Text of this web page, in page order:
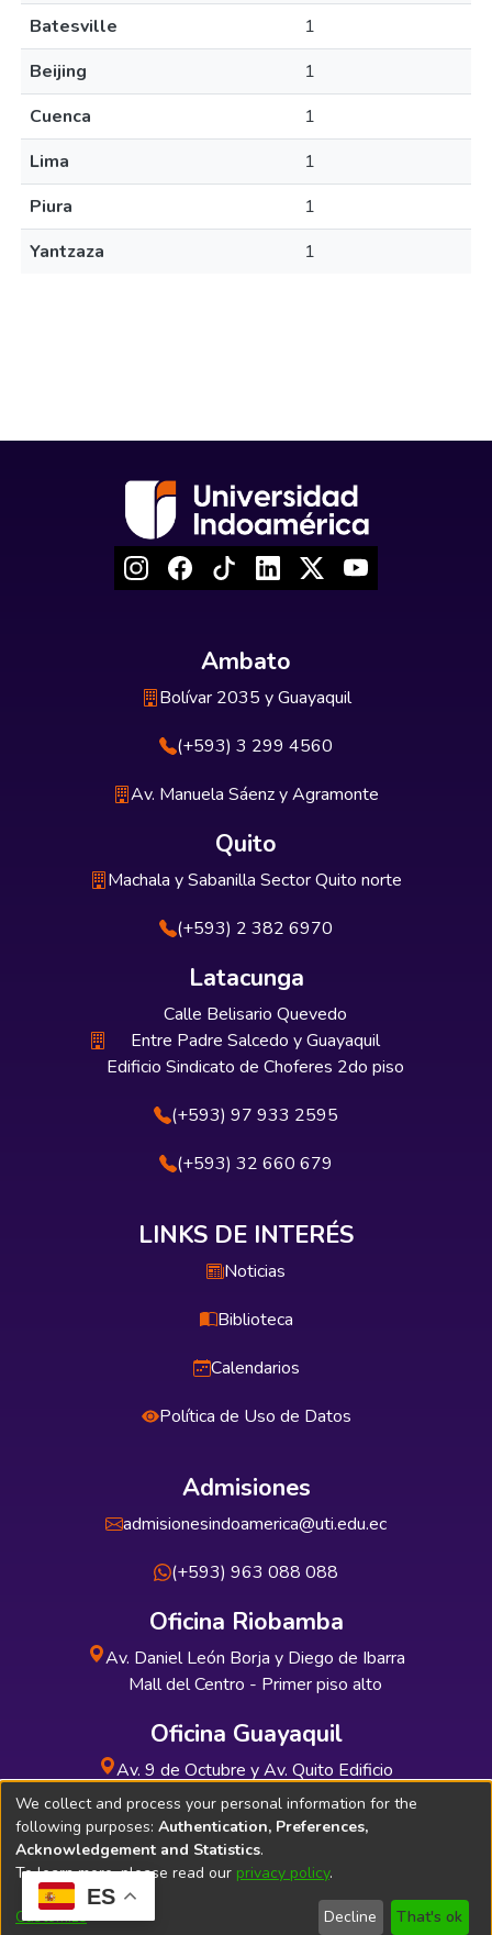
ES
Batesville
1
Beijing
1
Cuenca
1
Lima
1
Piura
1
Yantzaza
1
Ambato
Bolívar 2035 y Guayaquil
(+593) 3 299 4560
Av. Manuela Sáenz y Agramonte
Quito
Machala y Sabanilla Sector Quito norte
(+593) 2 382 6970
Latacunga
Calle Belisario Quevedo
Entre Padre Salcedo y Guayaquil
Edificio Sindicato de Choferes 2do piso
(+593) 97 933 2595
(+593) 32 660 679
LINKS DE INTERÉS
Noticias
Biblioteca
Calendarios
Política de Uso de Datos
Admisiones
admisionesindoamerica@uti.edu.ec
(+593) 963 088 088
Oficina Riobamba
Av. Daniel León Borja y Diego de Ibarra
Mall del Centro - Primer piso alto
Oficina Guayaquil
Av. 9 de Octubre y Av. Quito Edificio
INDUAUTO - Planta baja
Soporte Técnico Bibliolatino.com
We collect and process your personal information for the
following purposes: Authentication, Preferences,
Acknowledgement and Statistics.
To learn more, please read our privacy policy.
Customize Decline That's ok